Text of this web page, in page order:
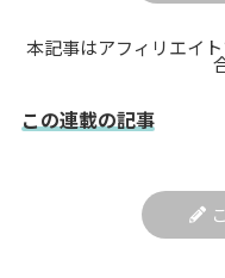
本記事はアフィリエイ
この連載の記事